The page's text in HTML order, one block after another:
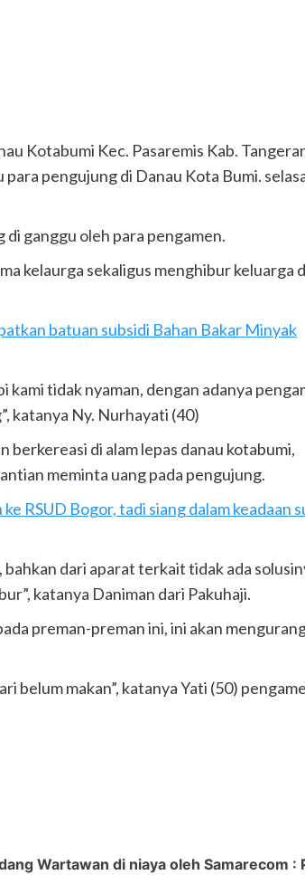
Kotabumi Kec. Pasaremis Kab.
pengujung di Danau Kota Bumi.
di ganggu oleh para pengamen.
kelaurga sekaligus menghibur keluarga
batuan subsidi Bahan Bakar Minyak
tidak nyaman, dengan adanya
katanya Ny. Nurhayati (40)
berkereasi di alam lepas danau kotabumi,
meminta uang pada pengujung.
RSUD Bogor, tadi siang dalam keadaan
dari aparat terkait tidak ada
katanya Daniman dari Pakuhaji.
preman-preman ini, ini akan
belum makan”, katanya Yati (50)
Wartawan di niaya oleh Samarecom :